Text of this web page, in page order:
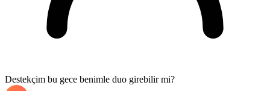
Destekçim bu gece benimle duo girebilir mi?